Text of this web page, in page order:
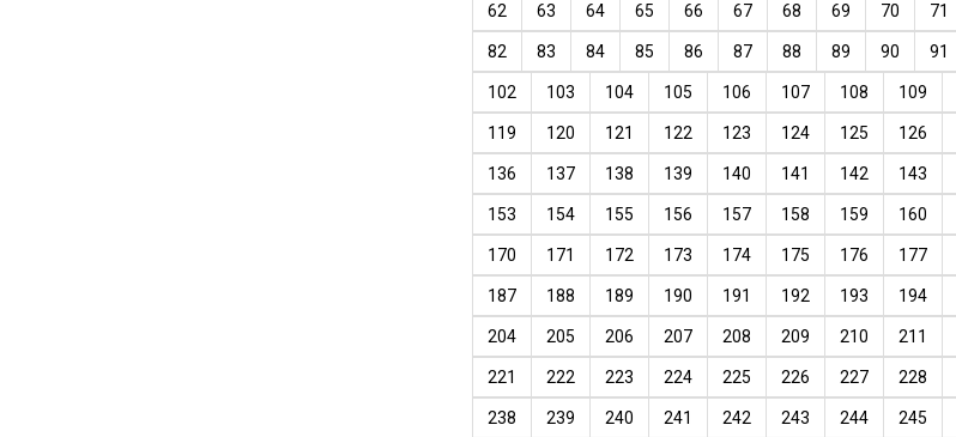
62 63 64 65 66 67 68 69 70 71
82 83 84 85 86 87 88 89 90 91
102 103 104 105 106 107 108 109
119 120 121 122 123 124 125 126
136 137 138 139 140 141 142 143
153 154 155 156 157 158 159 160
170 171 172 173 174 175 176 177
187 188 189 190 191 192 193 194
204 205 206 207 208 209 210 211
221 222 223 224 225 226 227 228
238 239 240 241 242 243 244 245